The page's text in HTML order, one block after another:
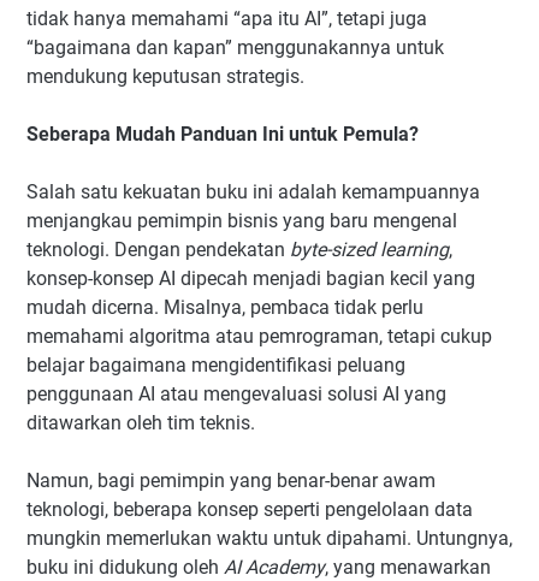
tidak hanya memahami “apa itu AI”, tetapi juga
“bagaimana dan kapan” menggunakannya untuk
mendukung keputusan strategis.
Seberapa Mudah Panduan Ini untuk Pemula?
Salah satu kekuatan buku ini adalah kemampuannya
menjangkau pemimpin bisnis yang baru mengenal
teknologi. Dengan pendekatan byte-sized learning,
konsep-konsep AI dipecah menjadi bagian kecil yang
mudah dicerna. Misalnya, pembaca tidak perlu
memahami algoritma atau pemrograman, tetapi cukup
belajar bagaimana mengidentifikasi peluang
penggunaan AI atau mengevaluasi solusi AI yang
ditawarkan oleh tim teknis.
Namun, bagi pemimpin yang benar-benar awam
teknologi, beberapa konsep seperti pengelolaan data
mungkin memerlukan waktu untuk dipahami. Untungnya,
buku ini didukung oleh AI Academy, yang menawarkan